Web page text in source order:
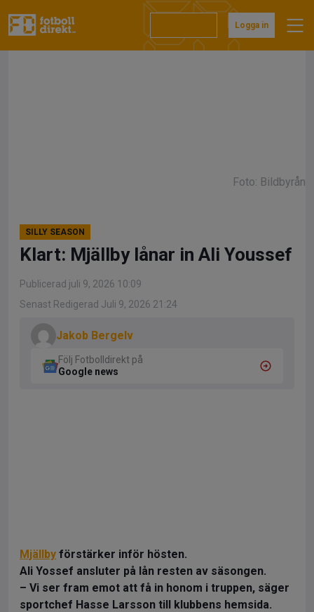
till
Logga in
Foto: Bildbyrån
SILLY SEASON
Klart: Mjällby lånar in Ali Youssef
Publicerad juli 9, 2026 10:09
Senast Redigerad Juli 9, 2026 21:24
Jakob Bergelv
Följ Fotbolldirekt på
Google news
Mjällby förstärker inför hösten.
Ali Yossef ansluter på lån resten av säsongen.
– Vi ser fram emot att få in honom i truppen, säger
sportchef Hasse Larsson till klubbens hemsida.